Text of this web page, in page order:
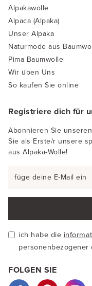
Alpakawolle
Alpaca (Alpaka)
Unser Alpaka
Naturmode aus
Pima Baumwolle
Wir üben Uns
So kaufen Sie online
Registriere dich für
Abonnieren Sie
Sie als Erste/r unsere
aus Alpaka-Wolle!
ich habe die
personenbezogener
FOLGEN SIE